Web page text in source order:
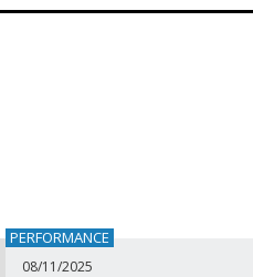
PERFORMANCE
08/11/2025